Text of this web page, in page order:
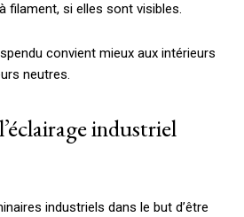
filament, si elles sont visibles.
convient mieux aux intérieurs
neutres.
industriel
industriels dans le but d’être